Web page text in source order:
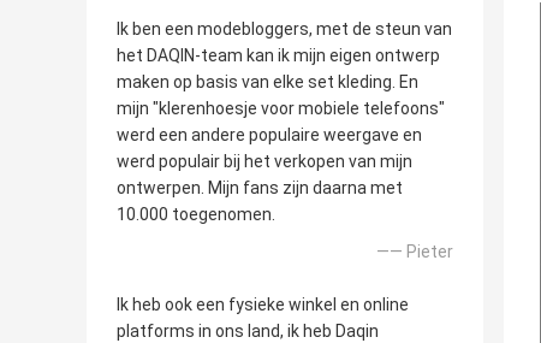
Ik ben een modebloggers, met de steun van
het DAQIN-team kan ik mijn eigen ontwerp
maken op basis van elke set kleding. En
mijn "klerenhoesje voor mobiele telefoons"
werd een andere populaire weergave en
werd populair bij het verkopen van mijn
ontwerpen. Mijn fans zijn daarna met
10.000 toegenomen.
—— Pieter
Ik heb ook een fysieke winkel en online
platforms in ons land, ik heb Daqin